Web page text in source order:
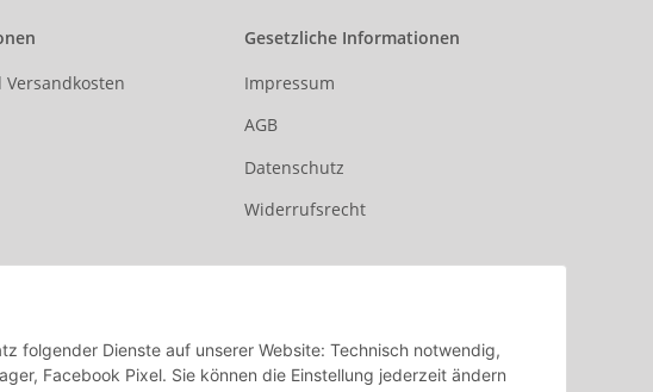
folgender Dienste auf unserer Website: Technisch notwendig,
Facebook Pixel. Sie können die Einstellung jederzeit ändern
Gesetzliche Informationen
Impressum
AGB
Datenschutz
Widerrufsrecht